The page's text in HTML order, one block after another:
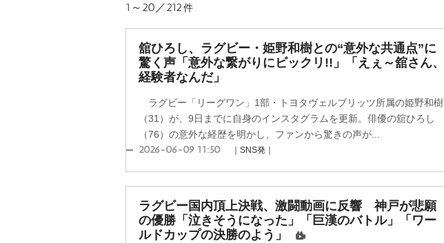
1～20／212件
舘ひろし、ラグビー・姫野和樹との“意外な共通点”に
驚く声「意外な繋がりにビックリ!!」「えぇ～舘さん、
経験者なんだ」
ラグビー「リーグワン」1部・トヨタヴェルブリッツ所属の姫野和樹
（31）が、9日までに自身のインスタグラムを更新。俳優の舘ひろし
（76）の意外な経歴を明かし、ファンから驚きの声が...
2026-06-09 11:50 ｜SNS発｜
ラグビー国内頂上決戦、激闘動画に反響 神戸が悲願
の優勝「泣きそうになった」「巨漢のバトル」「ワー
ルドカップの決勝のよう」